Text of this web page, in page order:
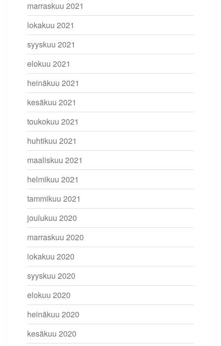
marraskuu 2021
lokakuu 2021
syyskuu 2021
elokuu 2021
heinäkuu 2021
kesäkuu 2021
toukokuu 2021
huhtikuu 2021
maaliskuu 2021
helmikuu 2021
tammikuu 2021
joulukuu 2020
marraskuu 2020
lokakuu 2020
syyskuu 2020
elokuu 2020
heinäkuu 2020
kesäkuu 2020